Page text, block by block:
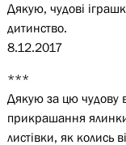
Дякую, чудові
дитинство.
8.12.2017
***
Дякую за цю чудову
прикрашання ялинки
листівки, як колись